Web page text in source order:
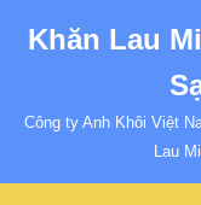
nội
Khăn Lau
Công ty Anh Khôi Việt
Lau